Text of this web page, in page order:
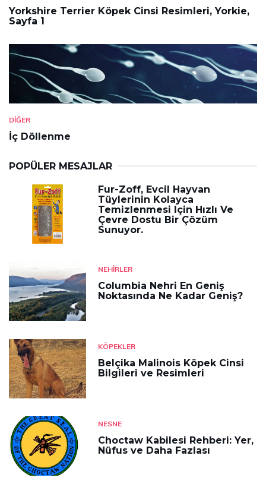
Yorkshire Terrier Köpek Cinsi Resimleri, Yorkie,
Sayfa 1
DIĞER
İç Döllenme
POPÜLER MESAJLAR
Fur-Zoff, Evcil Hayvan
Tüylerinin Kolayca
Temizlenmesi Için Hızlı Ve
Çevre Dostu Bir Çözüm
Sunuyor.
NEHIRLER
Columbia Nehri En Geniş
Noktasında Ne Kadar Geniş?
KÖPEKLER
Belçika Malinois Köpek Cinsi
Bilgileri ve Resimleri
NESNE
Choctaw Kabilesi Rehberi: Yer,
Nüfus ve Daha Fazlası